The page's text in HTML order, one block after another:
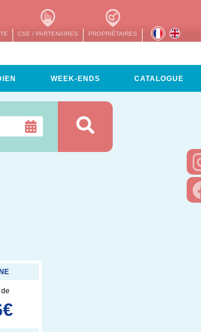
CSE / PARTENAIRES PROPRIÉTAIRES
WEEK-ENDS CATALOGUE
€